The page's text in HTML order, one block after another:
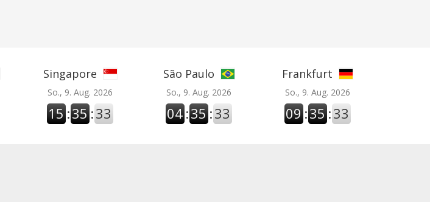
Singapore
So., 9. Aug. 2026
15 :35 :34
São Paulo
So., 9. Aug. 2026
04 :35 :34
Frankfurt
So., 9. Aug. 2026
09 :35 :34